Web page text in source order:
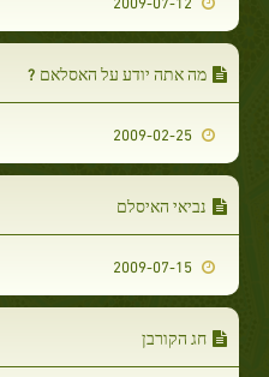
מה אתה יודע על האסלאם ?
נביאי האיסלם
חג הקורבן